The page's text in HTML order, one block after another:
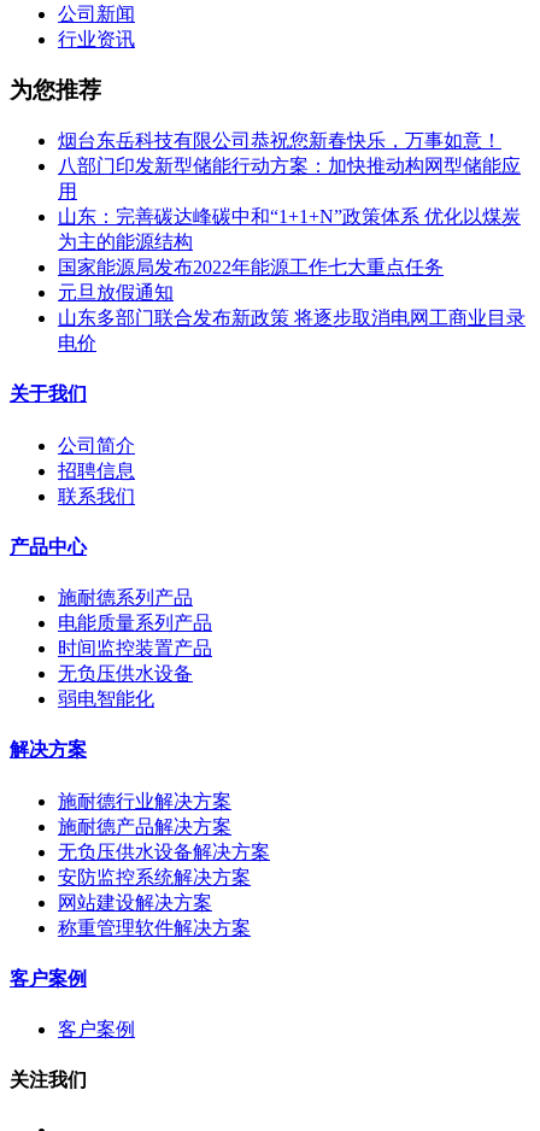
公司新闻
行业资讯
为您推荐
烟台东岳科技有限公司恭祝您新春快乐，万事如意！
八部门印发新型储能行动方案：加快推动构网型储能应
用
山东：完善碳达峰碳中和“1+1+N”政策体系 优化以煤炭
为主的能源结构
国家能源局发布2022年能源工作七大重点任务
元旦放假通知
山东多部门联合发布新政策 将逐步取消电网工商业目录
电价
关于我们
公司简介
招聘信息
联系我们
产品中心
施耐德系列产品
电能质量系列产品
时间监控装置产品
无负压供水设备
弱电智能化
解决方案
施耐德行业解决方案
施耐德产品解决方案
无负压供水设备解决方案
安防监控系统解决方案
网站建设解决方案
称重管理软件解决方案
客户案例
客户案例
关注我们